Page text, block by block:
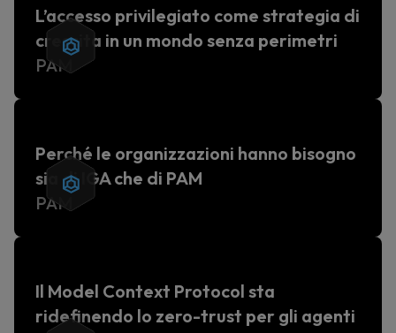
L’accesso privilegiato come strategia di
crescita in un mondo senza perimetri
PAM
Perché le organizzazioni hanno bisogno
sia di IGA che di PAM
PAM
Il Model Context Protocol sta
ridefinendo lo zero-trust per gli agenti